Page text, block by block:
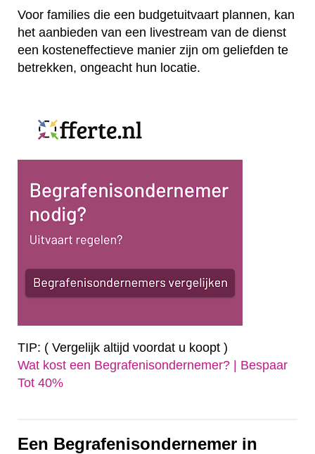
Voor families die een budgetuitvaart plannen, kan
het aanbieden van een livestream van de dienst
een kosteneffectieve manier zijn om geliefden te
betrekken, ongeacht hun locatie.
TIP: ( Vergelijk altijd voordat u koopt )
Wat kost een Begrafenisondernemer? | Bespaar
Tot 40%‎
Een Begrafenisondernemer in